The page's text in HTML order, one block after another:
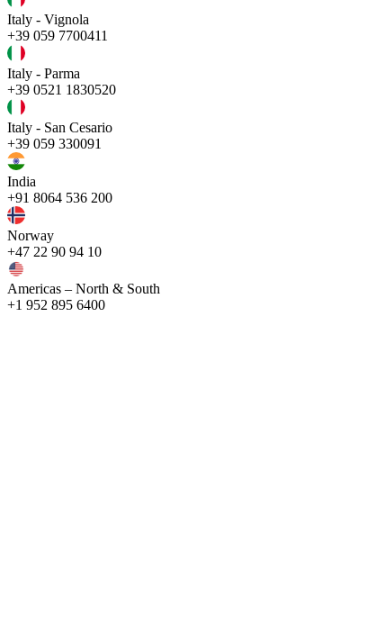
Italy - Vignola
+39 059 7700411
Italy - Parma
+39 0521 1830520
Italy - San Cesario
+39 059 330091
India
+91 8064 536 200
Norway
+47 22 90 94 10
Americas – North & South
+1 952 895 6400